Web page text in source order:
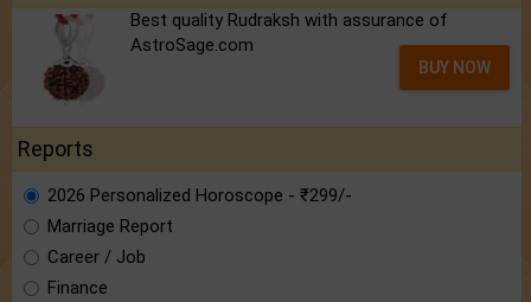
Best quality Rudraksh with assurance of
AstroSage.com
BUY NOW
Reports
2026 Personalized Horoscope - ₹299/-
Marriage Report
Career / Job
Finance